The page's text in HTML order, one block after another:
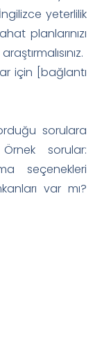
yeterlilik
planlarınızı
için [bağlantı
sorulara
sorular:
seçenekleri
var mı?